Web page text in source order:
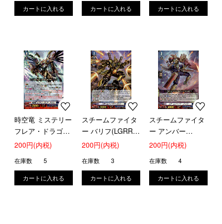
時空竜 ミステリー
フレア・ドラゴン
(LGRR)(DZ-
200円(内税)
在庫数 5
スチームファイタ
ー バリフ(LGRR)
(DZ-SS16/LG13)
200円(内税)
在庫数 3
スチームファイタ
ー アンバー
(LGRR)(DZ-
200円(内税)
在庫数 4